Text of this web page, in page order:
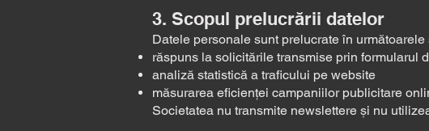
3. Scopul prelucrării datelor
Datele personale sunt prelucrate în următoarele
răspuns la solicitările transmise prin formularul
analiză statistică a traficului pe website
măsurarea eficienței campaniilor publicitare
Societatea nu transmite newslettere și nu